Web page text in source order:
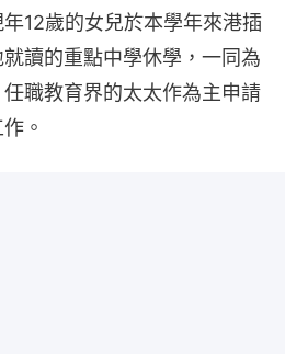
12歲的女兒於本學年來港插
讀的重點中學休學，一同為
職教育界的太太作為主申請
。